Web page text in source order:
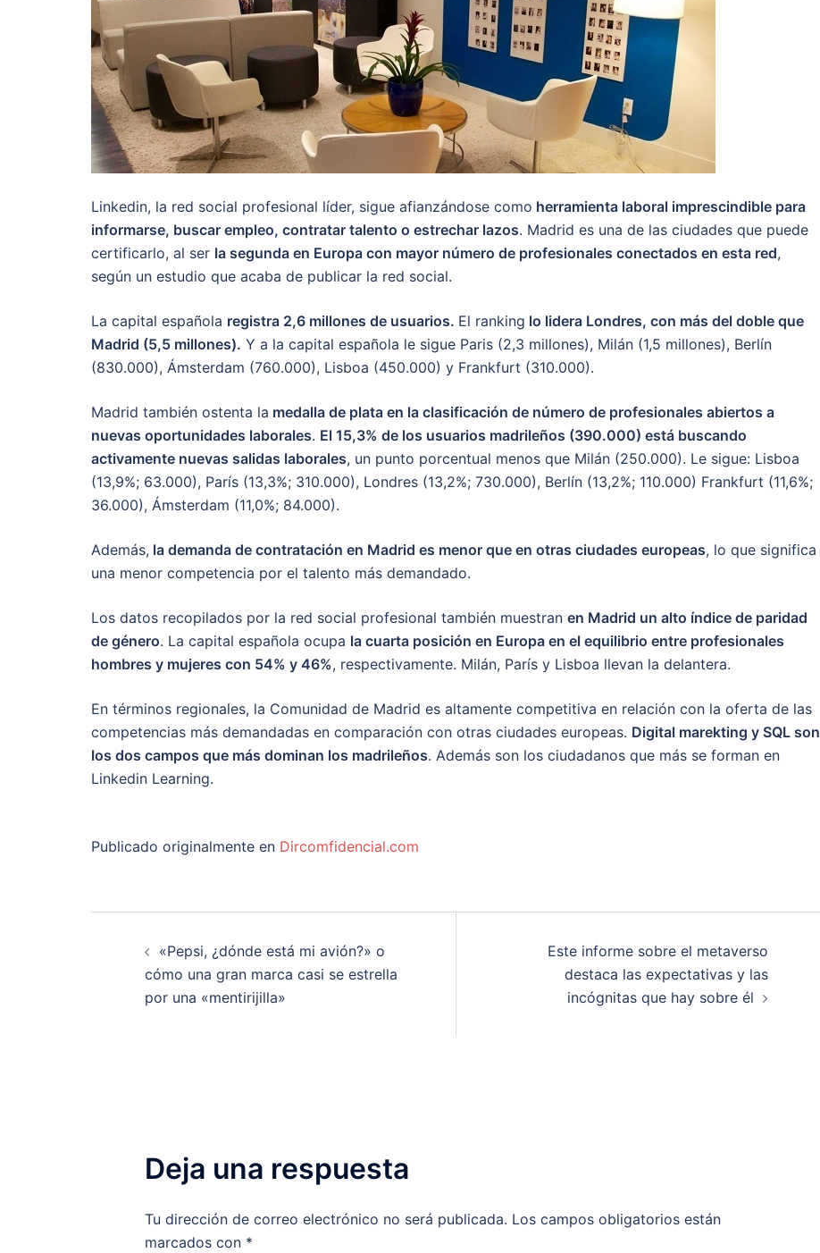
Linkedin, la red social profesional líder, sigue afianzándose como herramienta laboral imprescindible para
informarse, buscar empleo, contratar talento o estrechar lazos. Madrid es una de las ciudades que puede
certificarlo, al ser la segunda en Europa con mayor número de profesionales conectados en esta red,
según un estudio que acaba de publicar la red social.
La capital española registra 2,6 millones de usuarios. El ranking lo lidera Londres, con más del doble que
Madrid (5,5 millones). Y a la capital española le sigue Paris (2,3 millones), Milán (1,5 millones), Berlín
(830.000), Ámsterdam (760.000), Lisboa (450.000) y Frankfurt (310.000).
Madrid también ostenta la medalla de plata en la clasificación de número de profesionales abiertos a
nuevas oportunidades laborales. El 15,3% de los usuarios madrileños (390.000) está buscando
activamente nuevas salidas laborales, un punto porcentual menos que Milán (250.000). Le sigue: Lisboa
(13,9%; 63.000), París (13,3%; 310.000), Londres (13,2%; 730.000), Berlín (13,2%; 110.000) Frankfurt (11,6%;
36.000), Ámsterdam (11,0%; 84.000).
Además, la demanda de contratación en Madrid es menor que en otras ciudades europeas, lo que significa
una menor competencia por el talento más demandado.
Los datos recopilados por la red social profesional también muestran en Madrid un alto índice de paridad
de género. La capital española ocupa la cuarta posición en Europa en el equilibrio entre profesionales
hombres y mujeres con 54% y 46%, respectivamente. Milán, París y Lisboa llevan la delantera.
En términos regionales, la Comunidad de Madrid es altamente competitiva en relación con la oferta de las
competencias más demandadas en comparación con otras ciudades europeas. Digital marekting y SQL son
los dos campos que más dominan los madrileños. Además son los ciudadanos que más se forman en
Linkedin Learning.
Publicado originalmente en Dircomfidencial.com
entradas
«Pepsi, ¿dónde está mi avión?» o
cómo una gran marca casi se estrella
por una «mentirijilla»
Este informe sobre el metaverso
destaca las expectativas y las
incógnitas que hay sobre él
Deja una respuesta
Tu dirección de correo electrónico no será publicada. Los campos obligatorios están
marcados con *